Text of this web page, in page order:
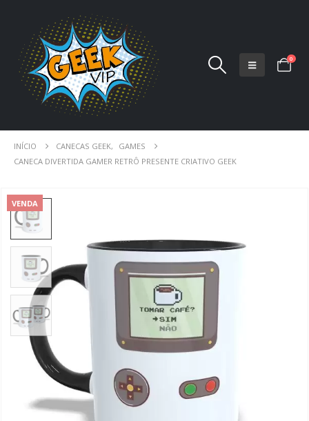
0
INÍCIO CANECAS GEEK,
GAMES
CANECA DIVERTIDA GAMER RETRÔ PRESENTE CRIATIVO GEEK
VENDA